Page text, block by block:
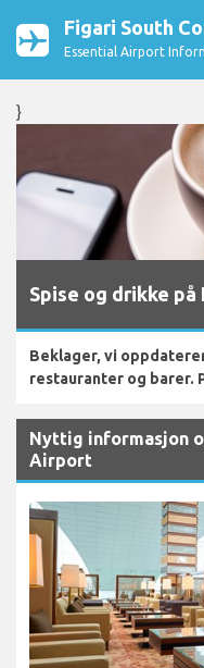
Figari South
Essential Airport
}
Spise og drikke
Beklager, vi
restauranter og barer.
Nyttig informasjon
Airport